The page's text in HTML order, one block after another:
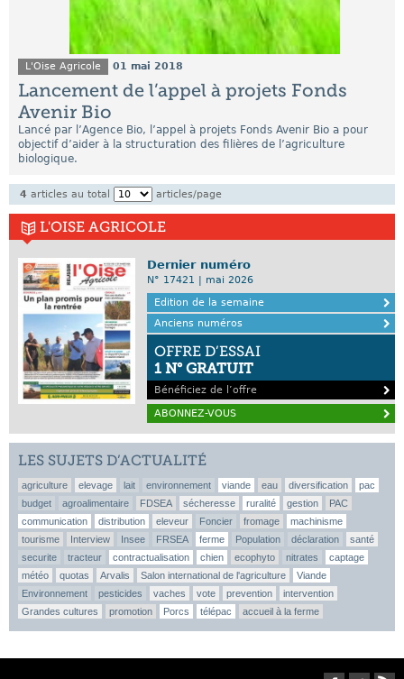
L'Oise Agricole 01 mai 2018
Lancement de l’appel à projets Fonds
Avenir Bio
Lancé par l’Agence Bio, l’appel à projets Fonds Avenir Bio a pour
objectif d’aider à la structuration des filières de l’agriculture
biologique.
4 articles au total articles/page
L'OISE AGRICOLE
Dernier numéro
N° 17421 | mai 2026
Edition de la semaine
Anciens numéros
OFFRE D’ESSAI
1 N° GRATUIT
Bénéficiez de l’offre
ABONNEZ-VOUS
LES SUJETS D’ACTUALITÉ
agriculture elevage lait environnement viande eau diversification
pac
budget
agroalimentaire FDSEA sécheresse ruralité gestion
PAC
communication
distribution eleveur Foncier fromage
machinisme
tourisme
Interview Insee FRSEA ferme Population déclaration
santé
securite
tracteur contractualisation chien ecophyto nitrates
captage
météo
quotas Arvalis Salon international de l'agriculture
Viande
Environnement
pesticides vaches vote prevention
intervention
Grandes cultures
promotion Porcs télépac accueil à la ferme